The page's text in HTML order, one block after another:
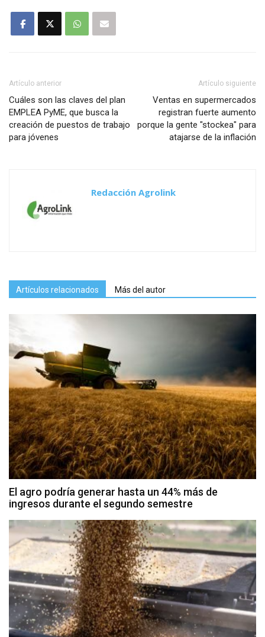
Artículo anterior
Cuáles son las claves del plan
EMPLEA PyME, que busca la
creación de puestos de trabajo
para jóvenes
Artículo siguiente
Ventas en supermercados
registran fuerte aumento
porque la gente "stockea" para
atajarse de la inflación
Redacción Agrolink
Artículos relacionados Más del autor
El agro podría generar hasta un 44% más de
ingresos durante el segundo semestre